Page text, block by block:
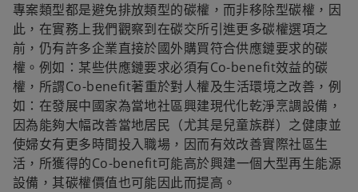
專案類型都是避免排放類型的碳權，而非移除型碳權，因
此，在實務上我們觀察到在碳交所引進更多碳權選項之
前，仍有許多企業直接於國外購買符合供應鏈要求的碳
權。例如：某些供應鏈要求必須有Co-benefit效益的碳
權，所謂Co-benefit著重於對人權及生活環境之改善，例
如：在發展中國家為當地社區興建現代化乾淨烹調設備，
因為能夠大幅改善當地居民（尤其是兒童族群）之健康並
使婦女有更多時間投入職場，因而有效改善實際社區生
活，所獲得的Co-benefit可能高於興建一個大型再生能源
設備，其碳權價值也可能因此而提高。